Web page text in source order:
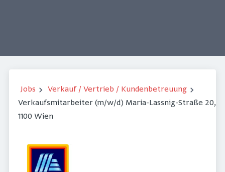
Jobs
Verkauf / Vertrieb / Kundenbetreuung
Verkaufsmitarbeiter (m/w/d) Maria-Lassnig-Straße 20,
1100 Wien